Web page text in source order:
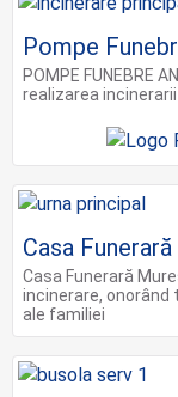
Pompe
POMPE FUNEBRE
realizarea incinerarii
Casa
Casa Funerară
incinerare,
ale familiei